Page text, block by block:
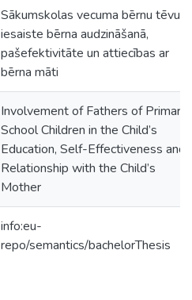
Sākumskolas vecuma bērnu tēvu
iesaiste bērna audzināšanā,
pašefektivitāte un attiecības ar
bērna māti
Involvement of Fathers of Primary
School Children in the Child’s
Education, Self-Effectiveness and
Relationship with the Child’s
Mother
info:eu-
repo/semantics/bachelorThesis